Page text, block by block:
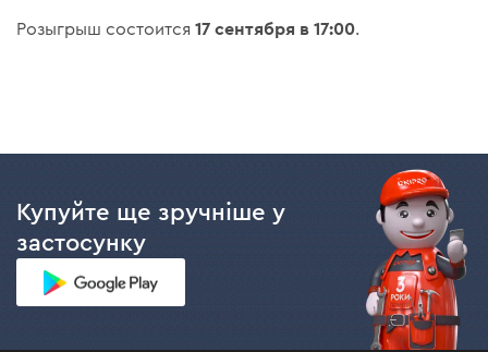
Розыгрыш состоится17 сентября в 17:00.
Купуйте ще зручніше у
застосунку